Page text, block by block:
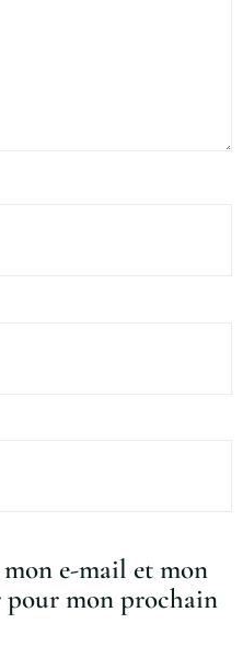
e-mail et mon
pour mon prochain